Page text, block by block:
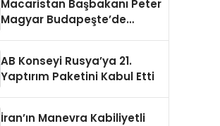
Macaristan Başbakanı Peter
Magyar Budapeşte’de
AB Konseyi Rusya’ya 21.
Yaptırım Paketini Kabul Etti
İran’ın Manevra Kabiliyetli